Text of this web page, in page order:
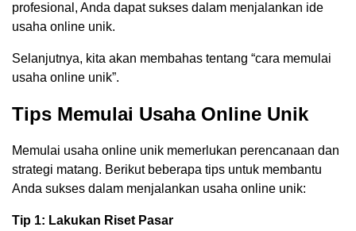
profesional, Anda dapat sukses dalam menjalankan ide
usaha online unik.
Selanjutnya, kita akan membahas tentang “cara memulai
usaha online unik”.
Tips Memulai Usaha Online Unik
Memulai usaha online unik memerlukan perencanaan dan
strategi matang. Berikut beberapa tips untuk membantu
Anda sukses dalam menjalankan usaha online unik:
Tip 1: Lakukan Riset Pasar